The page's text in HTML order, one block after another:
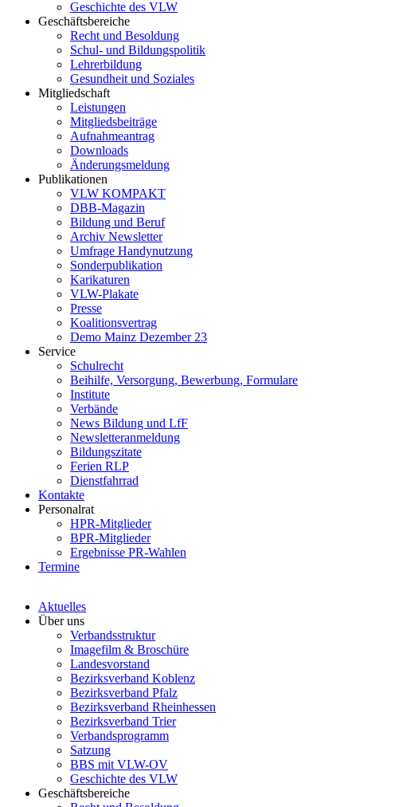
Geschichte des VLW
Geschäftsbereiche
Recht und Besoldung
Schul- und Bildungspolitik
Lehrerbildung
Gesundheit und Soziales
Mitgliedschaft
Leistungen
Mitgliedsbeiträge
Aufnahmeantrag
Downloads
Änderungsmeldung
Publikationen
VLW KOMPAKT
DBB-Magazin
Bildung und Beruf
Archiv Newsletter
Umfrage Handynutzung
Sonderpublikation
Karikaturen
VLW-Plakate
Presse
Koalitionsvertrag
Demo Mainz Dezember 23
Service
Schulrecht
Beihilfe, Versorgung, Bewerbung, Formulare
Institute
Verbände
News Bildung und LfF
Newsletteranmeldung
Bildungszitate
Ferien RLP
Dienstfahrrad
Kontakte
Personalrat
HPR-Mitglieder
BPR-Mitglieder
Ergebnisse PR-Wahlen
Termine
Aktuelles
Über uns
Verbandsstruktur
Imagefilm & Broschüre
Landesvorstand
Bezirksverband Koblenz
Bezirksverband Pfalz
Bezirksverband Rheinhessen
Bezirksverband Trier
Verbandsprogramm
Satzung
BBS mit VLW-OV
Geschichte des VLW
Geschäftsbereiche